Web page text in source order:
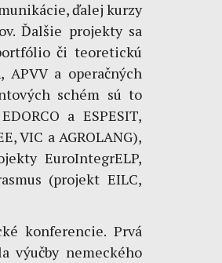
ďalej kurzy
Ďalšie projekty sa
či teoretickú
APVV a operačných
schém sú to
a ESPESIT,
VIC a AGROLANG),
EuroIntegrELP,
(projekt EILC,
konferencie. Prvá
výučby nemeckého